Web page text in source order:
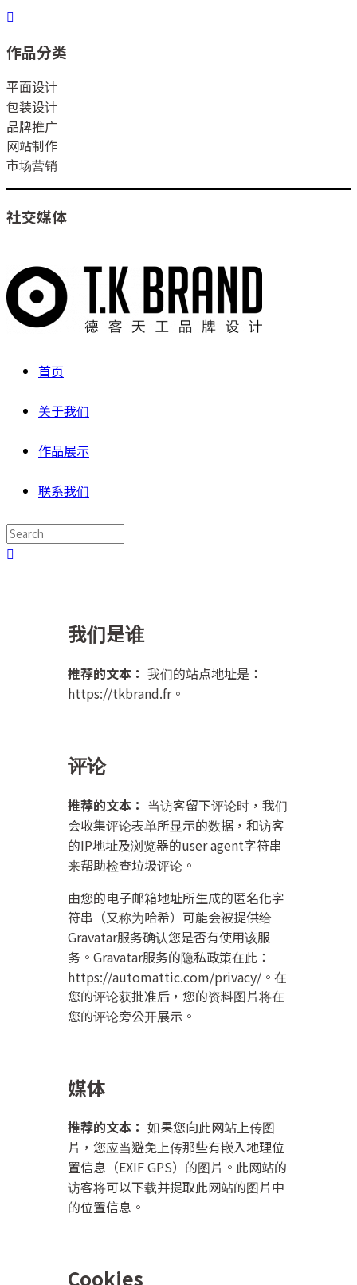
作品分类
平面设计
包装设计
品牌推广
网站制作
市场营销
社交媒体
首页
关于我们
作品展示
联系我们
我们是谁
推荐的文本： 我们的站点地址是：
https://tkbrand.fr。
评论
推荐的文本： 当访客留下评论时，我们
会收集评论表单所显示的数据，和访客
的IP地址及浏览器的user agent字符串
来帮助检查垃圾评论。
由您的电子邮箱地址所生成的匿名化字
符串（又称为哈希）可能会被提供给
Gravatar服务确认您是否有使用该服
务。Gravatar服务的隐私政策在此：
https://automattic.com/privacy/。在
您的评论获批准后，您的资料图片将在
您的评论旁公开展示。
媒体
推荐的文本： 如果您向此网站上传图
片，您应当避免上传那些有嵌入地理位
置信息（EXIF GPS）的图片。此网站的
访客将可以下载并提取此网站的图片中
的位置信息。
Cookies